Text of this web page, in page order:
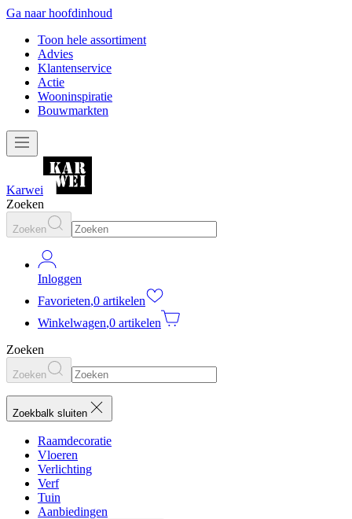
Ga naar hoofdinhoud
Toon hele assortiment
Advies
Klantenservice
Actie
Wooninspiratie
Bouwmarkten
Karwei
Zoeken
Zoeken
Inloggen
Favorieten,0 artikelen
Winkelwagen,0 artikelen
Zoeken
Zoeken
Zoekbalk sluiten
Raamdecoratie
Vloeren
Verlichting
Verf
Tuin
Aanbiedingen